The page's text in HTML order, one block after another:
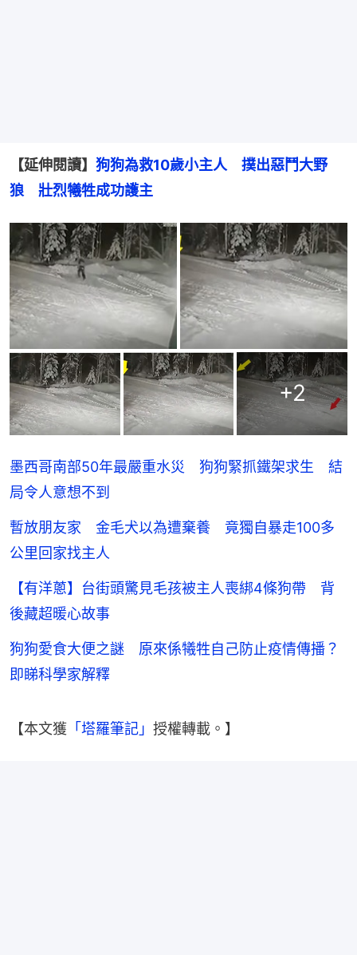
【延伸閱讀】 狗狗為救10歲小主人　撲出惡鬥大野
狼　壯烈犧牲成功護主
+2
墨西哥南部50年最嚴重水災 狗狗緊抓鐵架求生 結
局令人意想不到
暫放朋友家 金毛犬以為遭棄養 竟獨自暴走100多
公里回家找主人
【有洋蔥】台街頭驚見毛孩被主人喪綁4條狗帶 背
後藏超暖心故事
狗狗愛食大便之謎 原來係犧牲自己防止疫情傳播？
即睇科學家解釋
【本文獲 「塔羅筆記」 授權轉載。】